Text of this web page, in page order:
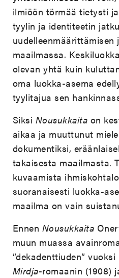
ilmiöön törmää tietysti
tyylin ja identiteetin
maailmassa.
olevan yhtä kuin
oma luokka-asema
tyylitajua sen
Siksi Nousukkaita on
aikaa ja muuttunut
dokumentiksi,
takaisesta maailmasta.
kuvaamista
suoranaisesti luokka-
maailma on vain
Ennen Nousukkaita
muun muassa
”dekadenttiuden”
Mirdja-romaanin (1908)